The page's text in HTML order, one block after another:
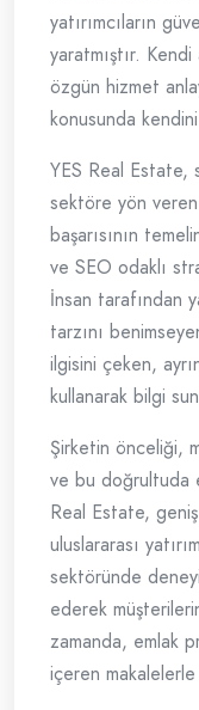
yatırımcıların
yaratmıştır.
özgün hizmet
konusunda kendini
YES Real Estate,
sektöre yön veren
başarısının
ve SEO odaklı
İnsan tarafından
tarzını
ilgisini çeken,
kullanarak bilgi
Şirketin önceliği,
ve bu doğrultuda
Real Estate,
uluslararası
sektöründe
ederek
zamanda, emlak
içeren